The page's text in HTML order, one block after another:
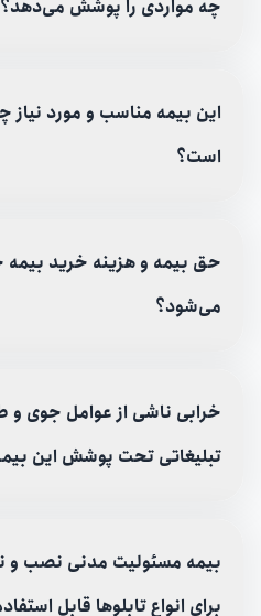
چه مواردی را پوشش می‌دهد؟
این بیمه مناسب و مورد نیاز
است؟
حق بیمه و هزینه خرید بیمه
می‌شود؟
خرابی ناشی از عوامل جوی و
تبلیغاتی تحت پوشش این
بیمه مسئولیت مدنی نصب و
برای انواع تابلوها قابل